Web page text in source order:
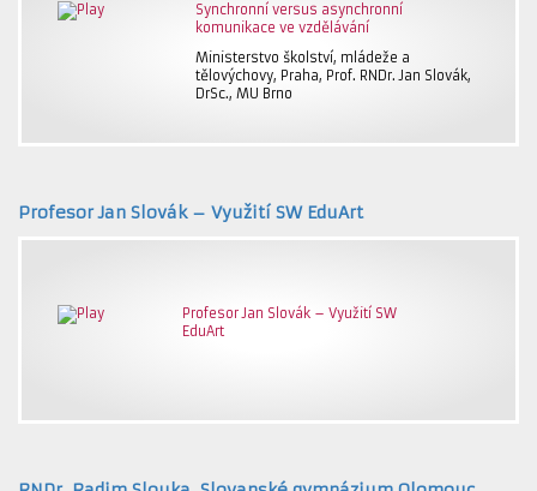
Synchronní versus asynchronní
komunikace ve vzdělávání
Ministerstvo školství, mládeže a
tělovýchovy, Praha, Prof. RNDr. Jan Slovák,
DrSc., MU Brno
Profesor Jan Slovák – Využití SW EduArt
Profesor Jan Slovák – Využití SW
EduArt